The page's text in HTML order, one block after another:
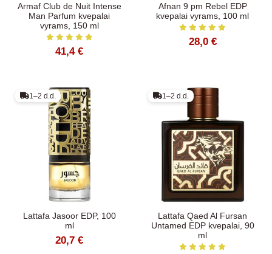
Armaf Club de Nuit Intense
Man Parfum kvepalai
vyrams, 150 ml
41,4 €
Afnan 9 pm Rebel EDP
kvepalai vyrams, 100 ml
28,0 €
1–2 d.d.
Lattafa Jasoor EDP, 100
ml
20,7 €
1–2 d.d.
Lattafa Qaed Al Fursan
Untamed EDP kvepalai, 90
ml